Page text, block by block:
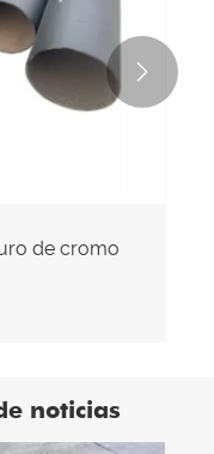
de cromo

noticias